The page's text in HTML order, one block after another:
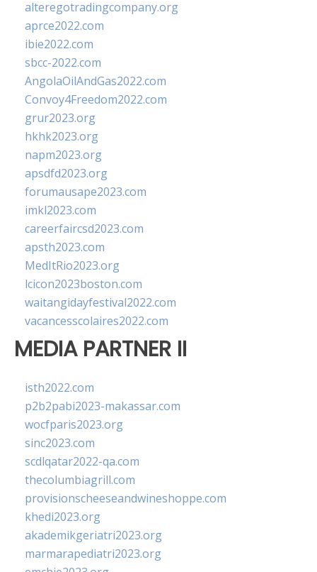
alteregotradingcompany.org
aprce2022.com
ibie2022.com
sbcc-2022.com
AngolaOilAndGas2022.com
Convoy4Freedom2022.com
grur2023.org
hkhk2023.org
napm2023.org
apsdfd2023.org
forumausape2023.com
imkl2023.com
careerfaircsd2023.com
apsth2023.com
MedItRio2023.org
lcicon2023boston.com
waitangidayfestival2022.com
vacancesscolaires2022.com
MEDIA PARTNER II
isth2022.com
p2b2pabi2023-makassar.com
wocfparis2023.org
sinc2023.com
scdlqatar2022-qa.com
thecolumbiagrill.com
provisionscheeseandwineshoppe.com
khedi2023.org
akademikgeriatri2023.org
marmarapediatri2023.org